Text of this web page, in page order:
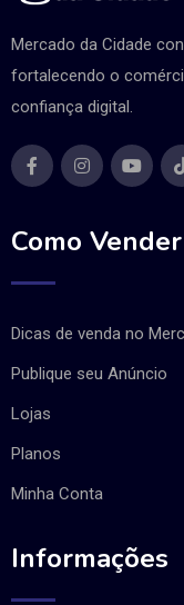
Mercado da Cidade
fortalecendo o
confiança digital.
Como
Dicas de venda no
Publique seu Anúncio
Lojas
Planos
Minha Conta
Informações